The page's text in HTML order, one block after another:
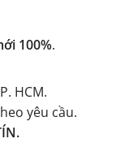
100%.
HCM.
yêu cầu.